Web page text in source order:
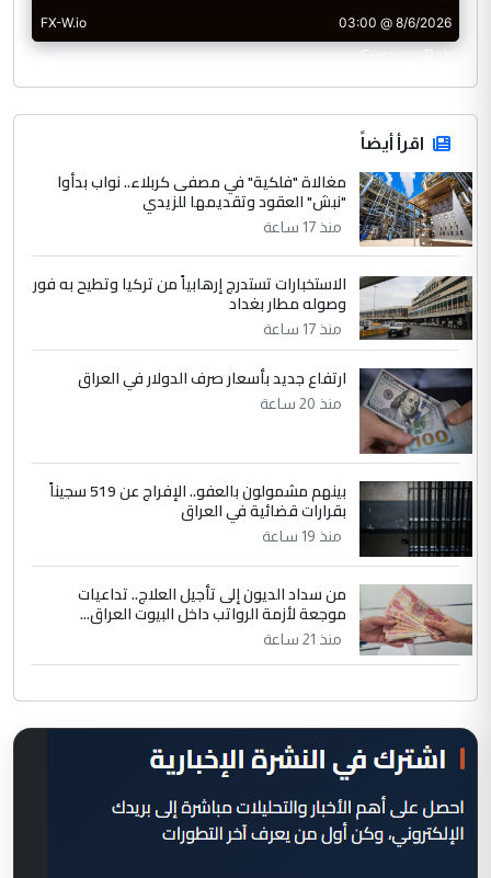
CurrencyRate
اقرأ أيضاً
مغالاة "فلكية" في مصفى كربلاء.. نواب بدأوا
"نبش" العقود وتقديمها للزيدي
منذ 17 ساعة
الاستخبارات تستدرج إرهابياً من تركيا وتطيح به فور
وصوله مطار بغداد
منذ 17 ساعة
ارتفاع جديد بأسعار صرف الدولار في العراق
منذ 20 ساعة
بينهم مشمولون بالعفو.. الإفراج عن 519 سجيناً
بقرارات قضائية في العراق
منذ 19 ساعة
من سداد الديون إلى تأجيل العلاج.. تداعيات
موجعة لأزمة الرواتب داخل البيوت العراق...
منذ 21 ساعة